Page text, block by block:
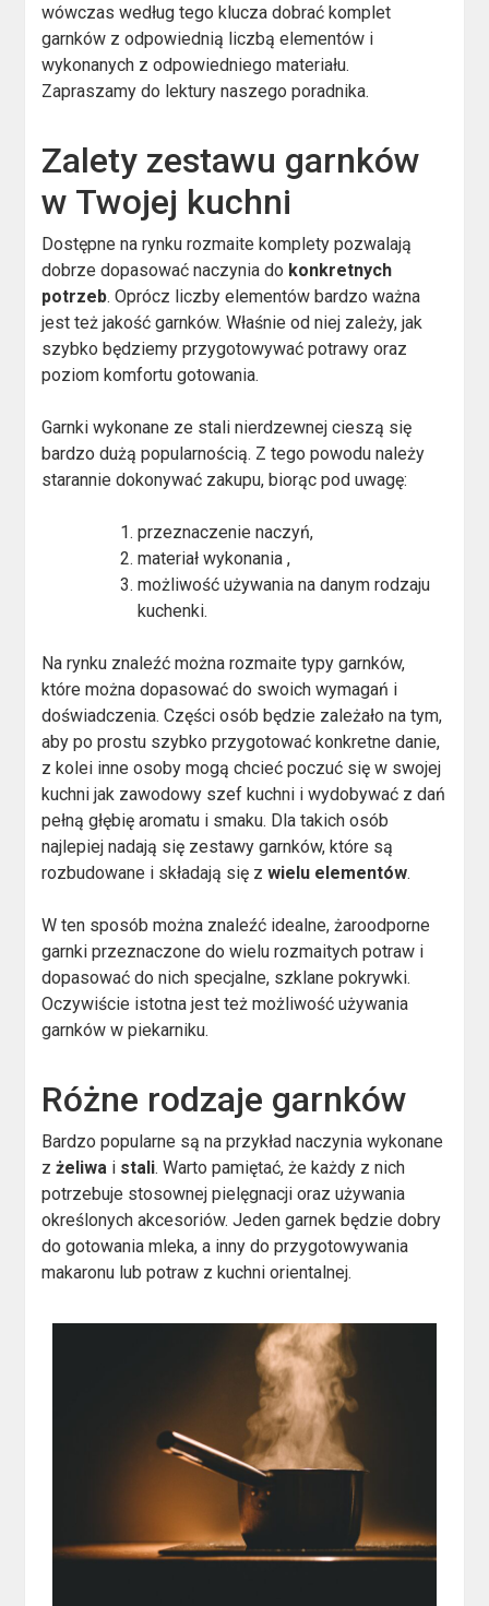
wówczas według tego klucza dobrać komplet
garnków z odpowiednią liczbą elementów i
wykonanych z odpowiedniego materiału.
Zapraszamy do lektury naszego poradnika.
Zalety zestawu garnków
w Twojej kuchni
Dostępne na rynku rozmaite komplety pozwalają
dobrze dopasować naczynia do konkretnych
potrzeb. Oprócz liczby elementów bardzo ważna
jest też jakość garnków. Właśnie od niej zależy, jak
szybko będziemy przygotowywać potrawy oraz
poziom komfortu gotowania.
Garnki wykonane ze stali nierdzewnej cieszą się
bardzo dużą popularnością. Z tego powodu należy
starannie dokonywać zakupu, biorąc pod uwagę:
przeznaczenie naczyń,
materiał wykonania ,
możliwość używania na danym rodzaju
kuchenki.
Na rynku znaleźć można rozmaite typy garnków,
które można dopasować do swoich wymagań i
doświadczenia. Części osób będzie zależało na tym,
aby po prostu szybko przygotować konkretne danie,
z kolei inne osoby mogą chcieć poczuć się w swojej
kuchni jak zawodowy szef kuchni i wydobywać z dań
pełną głębię aromatu i smaku. Dla takich osób
najlepiej nadają się zestawy garnków, które są
rozbudowane i składają się zwielu elementów.
W ten sposób można znaleźć idealne, żaroodporne
garnki przeznaczone do wielu rozmaitych potraw i
dopasować do nich specjalne, szklane pokrywki.
Oczywiście istotna jest też możliwość używania
garnków w piekarniku.
Różne rodzaje garnków
Bardzo popularne są na przykład naczynia wykonane
zżeliwa i stali. Warto pamiętać, że każdy z nich
potrzebuje stosownej pielęgnacji oraz używania
określonych akcesoriów. Jeden garnek będzie dobry
do gotowania mleka, a inny do przygotowywania
makaronu lub potraw z kuchni orientalnej.